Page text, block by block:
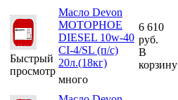
Быстрый
просмотр
Масло Devon
МОТОРНОЕ
DIESEL 10w-40
CI-4/SL (п/с)
20л.(18кг)
много
6 610
руб.
В
корзину